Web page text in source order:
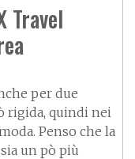
Travel
per due
rigida, quindi nei
Penso che la
un pò più